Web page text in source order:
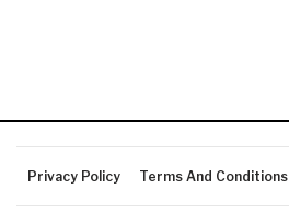
Privacy Policy Terms And Conditions